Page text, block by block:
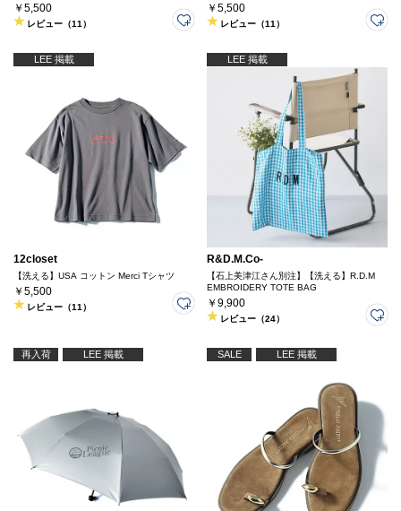
￥5,500
レビュー（11）
￥5,500
レビュー（11）
LEE 掲載
12closet
【洗える】USA コットン Merci Tシャツ
￥5,500
レビュー（11）
LEE 掲載
R&D.M.Co-
【石上美津江さん別注】【洗える】R.D.M
EMBROIDERY TOTE BAG
￥9,900
レビュー（24）
再入荷 LEE 掲載 SALE LEE 掲載